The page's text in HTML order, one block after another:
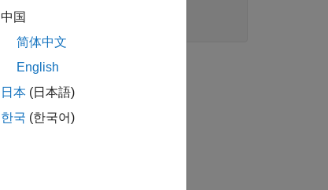
中国
简体中文
English
日本 (日本語)
한국 (한국어)